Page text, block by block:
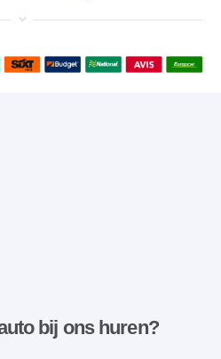
bij ons huren?